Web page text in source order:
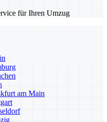
für Ihren Umzug
am Main